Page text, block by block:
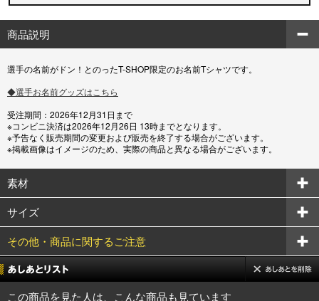
商品説明
選手の名前がドン！とのったT-SHOP限定のお名前Tシャツです。
◆選手お名前グッズはこちら
受注期間：2026年12月31日まで
※コンビニ決済は2026年12月26日 13時までとなります。
※予告なく販売期間の変更および販売を終了する場合がございます。
※掲載画像はイメージのため、実際の商品と異なる場合がございます。
素材
サイズ
その他・商品に関するご注意
この商品を見た人は、こんな商品も見ています